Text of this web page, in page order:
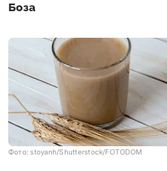
Боза
Фото: stoyanh/Shutterstock/FOTODOM